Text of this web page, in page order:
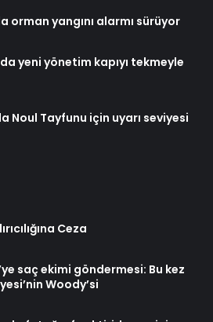
orman yangını alarmı sürüyor
yeni yönetim kapıyı tekmeyle
Noul Tayfunu için uyarı seviyesi
Ceza
saç ekimi göndermesi: Bu kez
Woody’si